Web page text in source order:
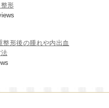
形
整形後の腫れや内出血